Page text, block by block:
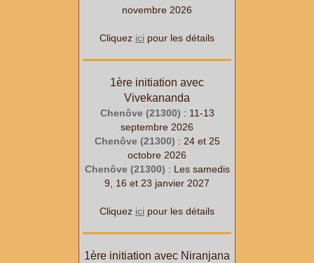
novembre 2026
Cliquez ici pour les détails
1ère initiation avec
Vivekananda
Chenôve (21300) : 11-13
septembre 2026
Chenôve (21300) : 24 et 25
octobre 2026
Chenôve (21300) : Les samedis
9, 16 et 23 janvier 2027
Cliquez ici pour les détails
1ère initiation avec Niranjana